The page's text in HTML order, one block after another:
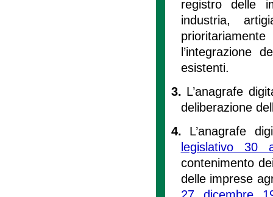
registro delle
industria,
l’integrazione
esistenti.
3. L’anagrafe
deliberazione
4. L’anagrafe
legislativo 30
contenimento
delle imprese